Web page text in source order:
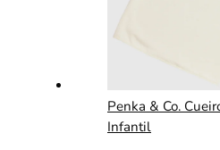
Penka & Co.
Infantil